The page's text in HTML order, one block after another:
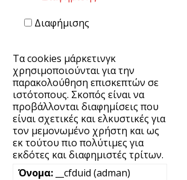
Διαφήμισης
Τα cookies μάρκετινγκ
χρησιμοποιούνται για την
παρακολούθηση επισκεπτών σε
ιστότοπους. Σκοπός είναι να
προβάλλονται διαφημίσεις που
είναι σχετικές και ελκυστικές για
τον μεμονωμένο χρήστη και ως
εκ τούτου πιο πολύτιμες για
εκδότες και διαφημιστές τρίτων.
__cfduid (adman)